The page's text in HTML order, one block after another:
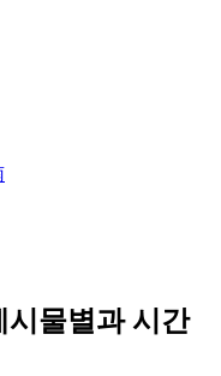
시물별과 시간